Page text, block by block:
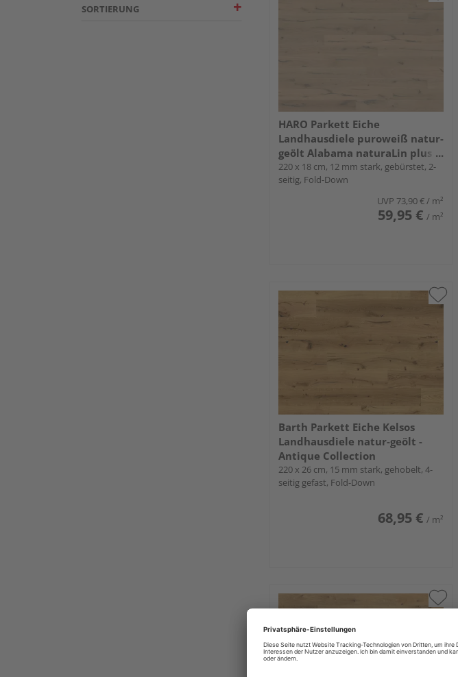
SORTIERUNG
HARO Parkett Eiche
Landhausdiele puroweiß natur-
geölt Alabama naturaLin plus -
Serie 2500
220 x 18 cm, 12 mm stark, gebürstet, 2-
seitig, Fold-Down
UVP 73,90 €/ m²
59,95 € / m²
Barth Parkett Eiche Kelsos
Landhausdiele natur-geölt -
Antique Collection
220 x 26 cm, 15 mm stark, gehobelt, 4-
seitig gefast, Fold-Down
68,95 € / m²